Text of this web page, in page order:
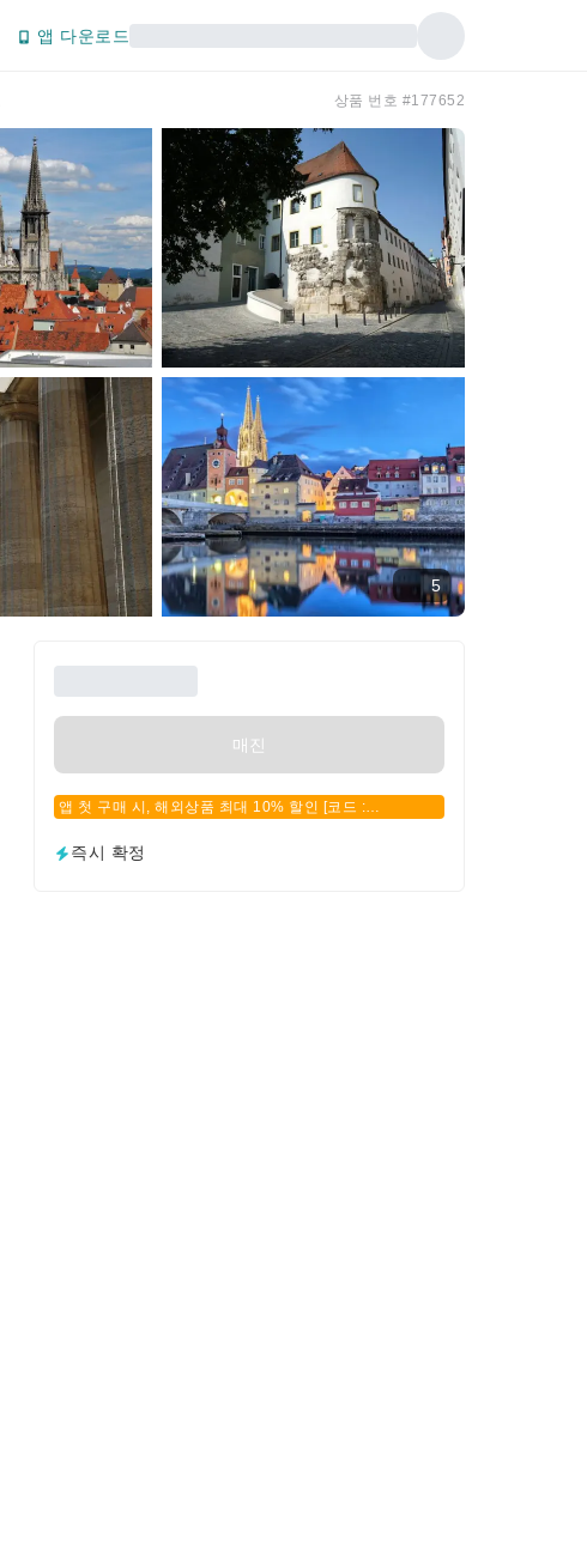
앱 다운로드
상품 번호 #177652
5
매진
앱 첫 구매 시, 해외상품 최대 10% 할인 [코드 :
즉시 확정